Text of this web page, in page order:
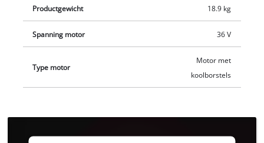
Productgewicht 18.9 kg
Spanning motor 36 V
Type motor
Motor met
koolborstels